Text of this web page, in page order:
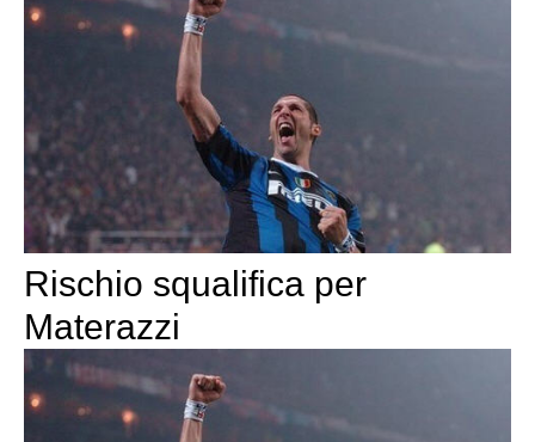
Rischio squalifica per
Materazzi